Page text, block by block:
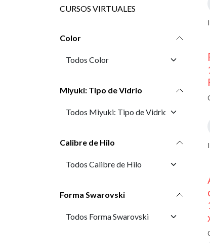
CURSOS VIRTUALES
Color
Miyuki: Tipo de Vidrio
Calibre de Hilo
Forma Swarovski